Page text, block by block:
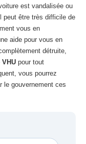
est vandalisée ou
peut être très difficile de
vous en
aide pour vous en
détruite,
pour tout
vous pourrez
le gouvernement ces